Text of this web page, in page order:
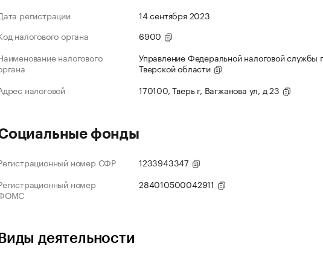
регистрации
14 сентября 2023
налогового органа
6900
налогового
Управление Федеральной налоговой службы
Тверской области
налоговой
170100, Тверь г, Вагжанова ул, д 23
фонды
номер СФР
1233943347
номер
284010500042911
Виды деятельности